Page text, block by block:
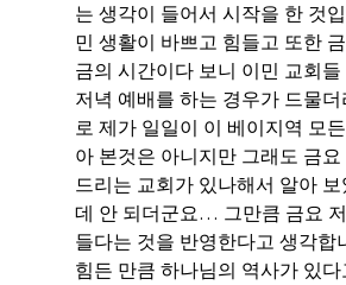
는 생각이 들어서 시작을 한 것
민 생활이 바쁘고 힘들고 또한
금의 시간이다 보니 이민 교회
저녁 예배를 하는 경우가 드물더
로 제가 일일이 이 베이지역 모
아 본것은 아니지만 그래도 금
드리는 교회가 있나해서 알아
데 안 되더군요… 그만큼 금요
들다는 것을 반영한다고 생각합
힘든 만큼 하나님의 역사가 있